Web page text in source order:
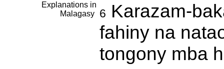
Explanations in
Malagasy
6 Karazam-
fahiny na
tongony mba